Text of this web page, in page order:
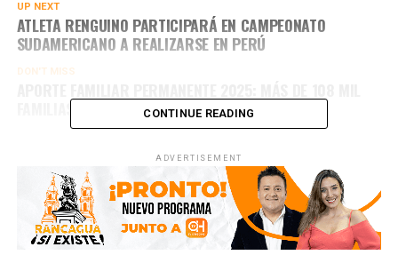
UP NEXT
ATLETA RENGUINO PARTICIPARÁ EN CAMPEONATO
SUDAMERICANO A REALIZARSE EN PERÚ
DON'T MISS
FAMILIAS DE LA REGIÓN YA LO HAN COBRADO
CONTINUE READING
ADVERTISEMENT